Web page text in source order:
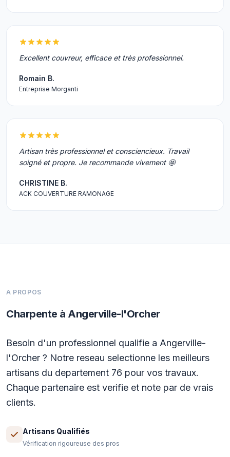
Excellent couvreur, efficace et très professionnel.
Romain B.
Entreprise Morganti
Artisan très professionnel et consciencieux. Travail
soigné et propre. Je recommande vivement 🤩
CHRISTINE B.
ACK COUVERTURE RAMONAGE
A PROPOS
Charpente à Angerville-l'Orcher
Besoin d'un professionnel qualifie a Angerville-
l'Orcher ? Notre reseau selectionne les meilleurs
artisans du departement 76 pour vos travaux.
Chaque partenaire est verifie et note par de vrais
clients.
Artisans Qualifiés
Vérification rigoureuse des pros